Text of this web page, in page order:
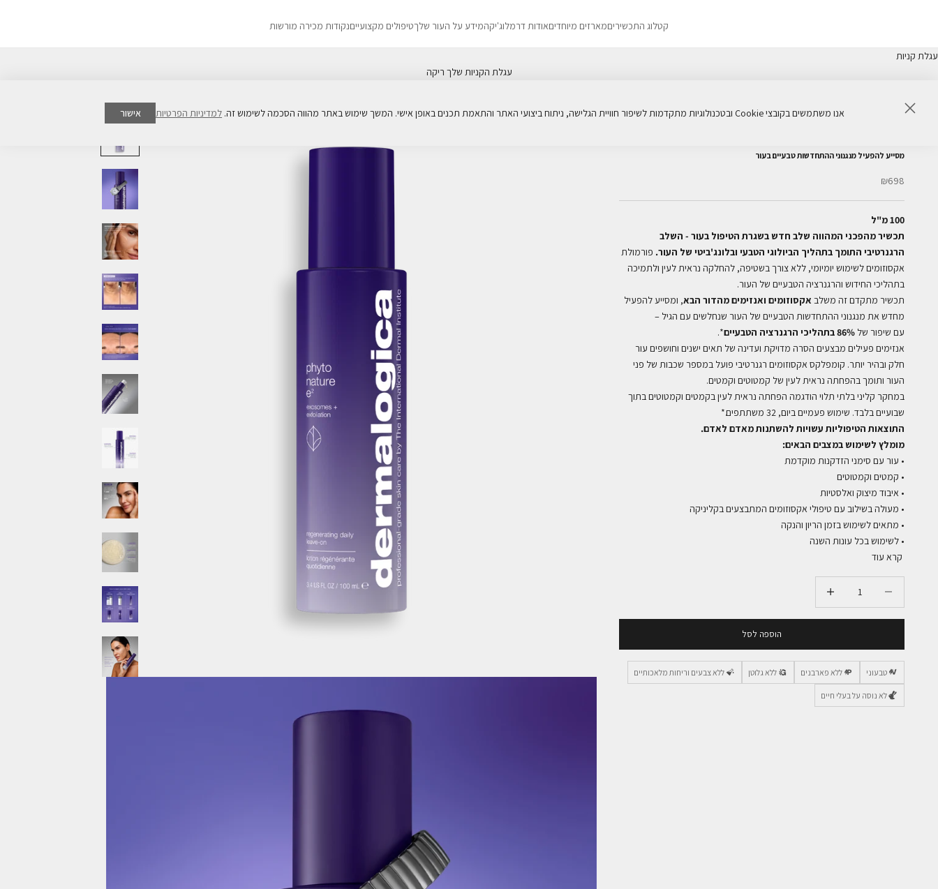
קטלוג התכשיריםמארזים מיוחדיםאודות דרמלוג'יקהמידע על העור שלךטיפולים מקצועייםנקודות מכירה מורשות
עגלת קניות
עגלת הקניות שלך ריקה
סגור אנו משתמשים בקובצי Cookie ובטכנולוגיות מתקדמות לשיפור חוויית הגלישה, ניתוח ביצועי האתר והתאמת תכנים באופן אישי. המשך שימוש באתר מהווה הסכמה לשימוש זה. למדיניות הפרטיות אישור
מסייע להפעיל מנגנוני ההתחדשות טבעיים בעור
מחיר מבצע
₪698
100 מ"ל
תכשיר מהפכני המהווה שלב חדש בשגרת הטיפול בעור - השלב
הרגנרטיבי התומך בתהליך הביולוגי הטבעי ובלונג'ביטי של העור. פורמולת
אקסוזומים לשימוש יומיומי, ללא צורך בשטיפה, להחלקה נראית לעין ולתמיכה
בתהליכי החידוש והרגנרציה הטבעיים של העור.
תכשיר מתקדם זה משלב אקסוזומים ואנזימים מהדור הבא, ומסייע להפעיל
מחדש את מנגנוני ההתחדשות הטבעיים של העור שנחלשים עם הגיל –
עם שיפור של86% בתהליכי הרגנרציה הטבעיים
*.
אנזימים פעילים מבצעים הסרה מדויקת ועדינה של תאים ישנים וחושפים עור
חלק ובהיר יותר. קומפלקס אקסוזומים רגנרטיבי פועל במספר שכבות של פני
העור ותומך בהפחתה נראית לעין של קמטוטים וקמטים.
במחקר קליני בלתי תלוי הודגמה הפחתה נראית לעין בקמטים וקמטוטים בתוך
שבועיים בלבד. שימוש פעמיים ביום, 32 משתתפים.*
התוצאות הטיפוליות עשויות להשתנות מאדם לאדם.
מומלץ לשימוש במצבים הבאים:
• עור עם סימני הזדקנות מוקדמת
• קמטים וקמטוטים
• איבוד מיצוק ואלסטיות
• מעולה בשילוב עם טיפולי אקסוזומים המתבצעים בקליניקה
• מתאים לשימוש בזמן הריון והנקה
• לשימוש בכל עונות השנה
קרא עוד
הוספה לסל
טבעוני ללא פארבנים ללא גלוטן ללא צבעים וריחות מלאכותיים
לא נוסה על בעלי חיים